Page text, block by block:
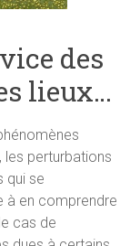
des
lieux…
les perturbations
qui se
à en comprendre
cas de